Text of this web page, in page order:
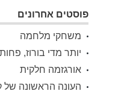
פוסטים אחרונים
משחקי מלחמה
יותר מדי בורוז, פחות
אורגזמה חלקית
העונה הראשונה של